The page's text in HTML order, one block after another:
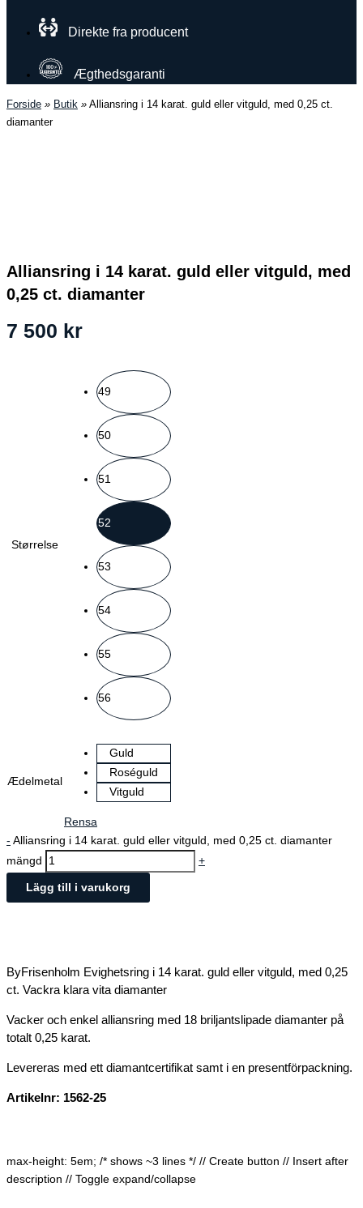
Direkte fra producent
Ægthedsgaranti
Forside » Butik » Alliansring i 14 karat. guld eller vitguld, med 0,25 ct.
diamanter
Alliansring i 14 karat. guld eller vitguld, med
0,25 ct. diamanter
7 500 kr
Størrelse
49
50
51
52
53
54
55
56
Ædelmetal
Guld
Roséguld
Vitguld
Rensa
- Alliansring i 14 karat. guld eller vitguld, med 0,25 ct. diamanter
mängd
+
Lägg till i varukorg
ByFrisenholm Evighetsring i 14 karat. guld eller vitguld, med 0,25
ct. Vackra klara vita diamanter
Vacker och enkel alliansring med 18 briljantslipade diamanter på
totalt 0,25 karat.
Levereras med ett diamantcertifikat samt i en presentförpackning.
Artikelnr: 1562-25
max-height: 5em; /* shows ~3 lines */ // Create button // Insert after
description // Toggle expand/collapse